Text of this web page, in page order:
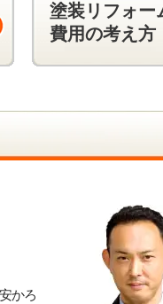
塗装リフォー
費用の考え方
かろ